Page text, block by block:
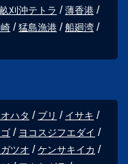
畝刈沖テトラ
薄香港
猛島漁港
船廻湾
ハタ ブリ
イサキ
ヨコスジフエダイ
ツオ
ケンサキイカ